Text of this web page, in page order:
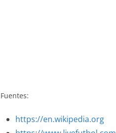
Fuentes:
https://en.wikipedia.org